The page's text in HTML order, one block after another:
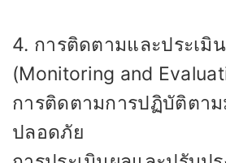
4. การติดตามและประเมิ
(Monitoring and
การติดตามการปฏิบัติตา
ปลอดภัย